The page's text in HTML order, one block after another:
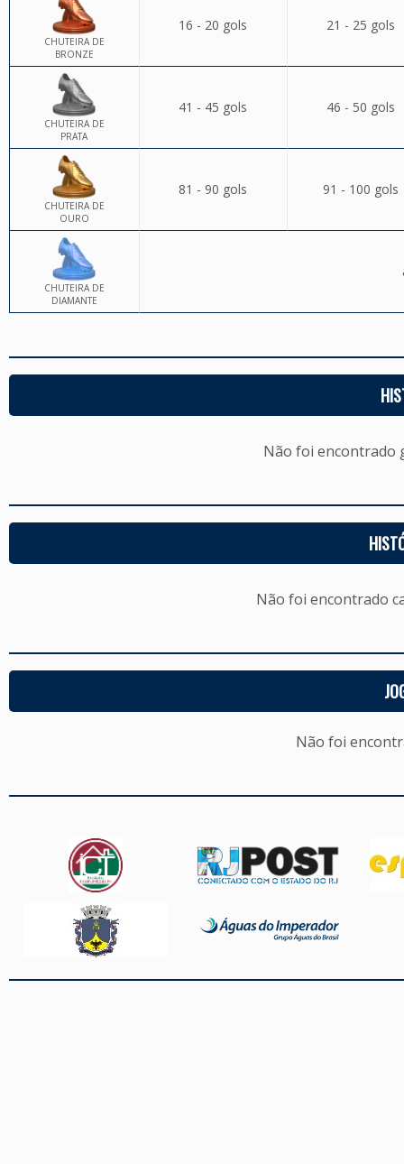
CHUTEIRA DE
BRONZE
16 - 20 gols 21 - 25 gols
CHUTEIRA DE
PRATA
41 - 45 gols 46 - 50 gols
CHUTEIRA DE
OURO
81 - 90 gols 91 - 100 gols
CHUTEIRA DE
DIAMANTE
Não foi encontrado
Não foi encontrado
Não foi